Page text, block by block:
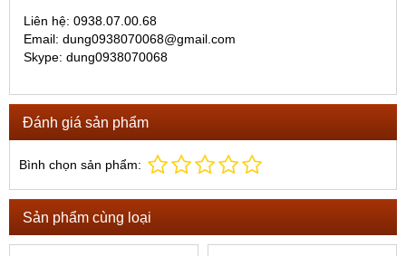
Liên hệ: 0938.07.00.68
Email: dung0938070068@gmail.com
Skype: dung0938070068
Đánh giá sản phẩm
Bình chọn sản phẩm:
Sản phẩm cùng loại